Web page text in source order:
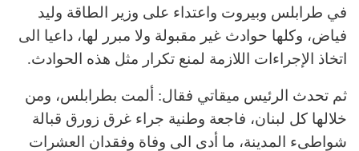
في طرابلس وبيروت واعتداء على وزير الطاقة وليد
فياض، وكلها حوادث غير مقبولة ولا مبرر لها، داعيا الى
اتخاذ الإجراءات اللازمة لمنع تكرار مثل هذه الحوادث.
ثم تحدث الرئيس ميقاتي فقال: ألمت بطرابلس، ومن
خلالها كل لبنان، فاجعة وطنية جراء غرق زورق قبالة
شواطىء المدينة، ما أدى الى وفاة وفقدان العشرات